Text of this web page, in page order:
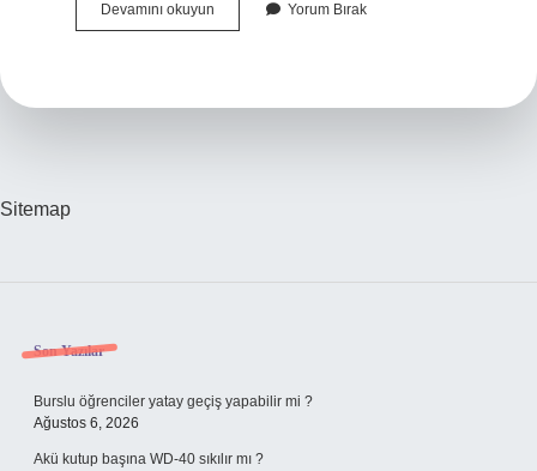
Devamını okuyun
Adet
Yorum Bırak
Sitemap
Sidebar
Son Yazılar
Burslu öğrenciler yatay geçiş yapabilir mi ?
Ağustos 6, 2026
Akü kutup başına WD-40 sıkılır mı ?